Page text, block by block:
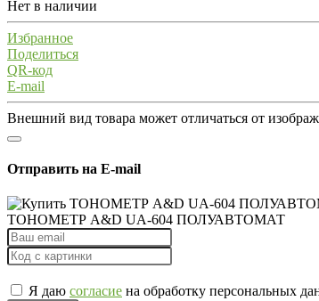
Нет в наличии
Избранное
Поделиться
QR-код
E-mail
Внешний вид товара может отличаться от
Отправить на E-mail
ТОНОМЕТР A&D UA-604 ПОЛУАВТОМАТ
Я даю согласие на обработку персональных